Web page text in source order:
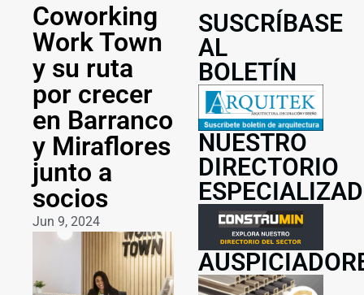
Coworking
Work Town
y su ruta
por crecer
en Barranco
y Miraflores
junto a
socios
Jun 9, 2024
SUSCRÍBASE
AL
BOLETÍN
NUESTRO
DIRECTORIO